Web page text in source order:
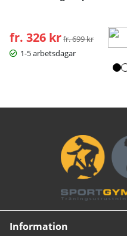
fr. 326 kr Ordinarie pris:
fr. 699 kr
1-5 arbetsdagar
Information